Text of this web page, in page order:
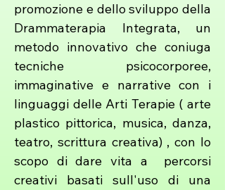
promozione e dello sviluppo della
Drammaterapia Integrata, un
metodo innovativo che coniuga
tecniche psicocorporee,
immaginative e narrative con i
linguaggi delle Arti Terapie ( arte
plastico pittorica, musica, danza,
teatro, scrittura creativa) , con lo
scopo di dare vita a percorsi
creativi basati sull'uso di una